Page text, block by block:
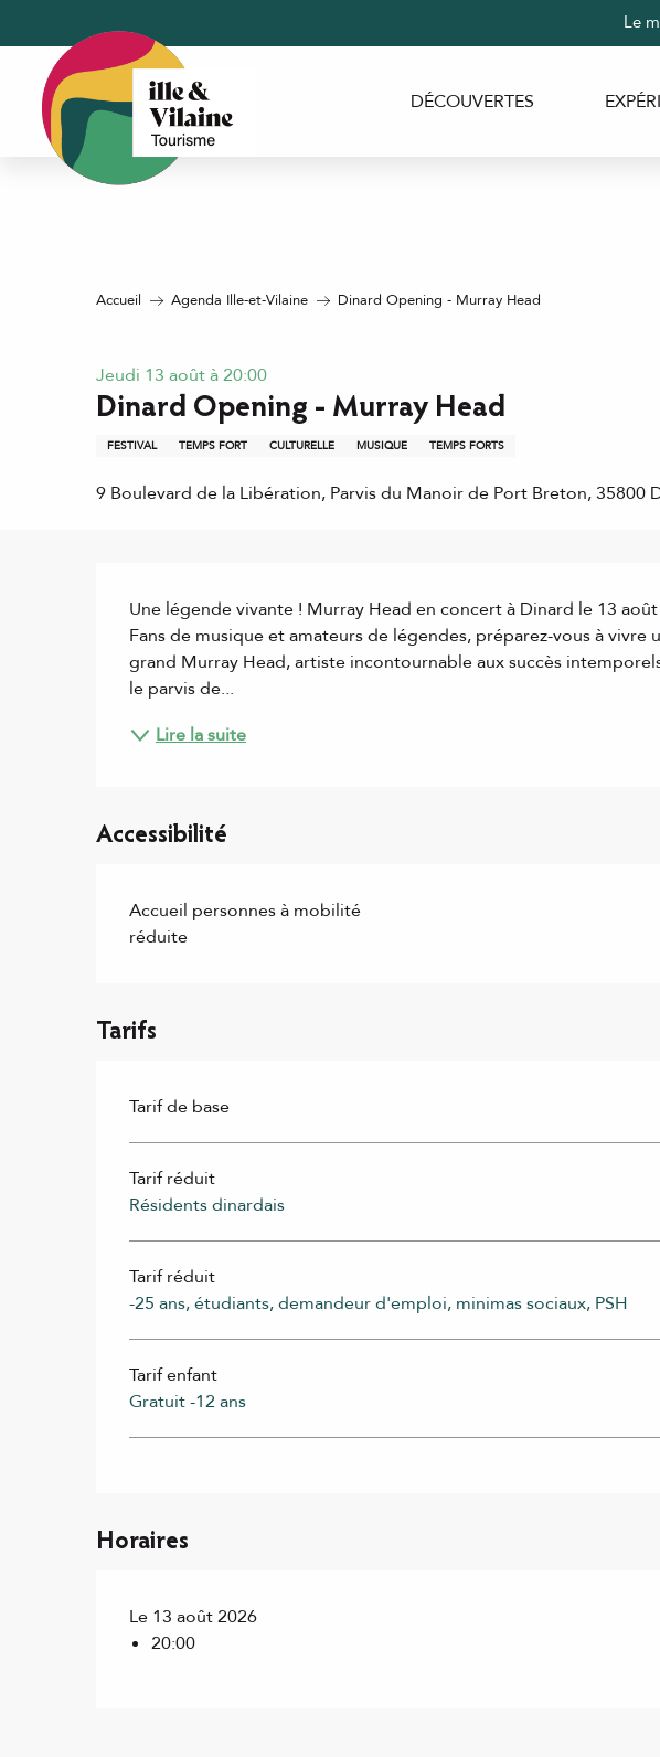
contenu
principal
Le
DÉCOUVERTES
Accueil Agenda Ille-et-Vilaine Dinard Opening - Murray Head
Jeudi 13 août à 20:00
Dinard Opening - Murray Head
FESTIVAL TEMPS FORT CULTURELLE MUSIQUE TEMPS FORTS
9 Boulevard de la Libération, Parvis du Manoir de Port Breton, 35800
Une légende vivante ! Murray Head en concert à Dinard le 13
Fans de musique et amateurs de légendes, préparez-vous à vivre
grand Murray Head, artiste incontournable aux succès
le parvis de...
Lire la suite
Accessibilité
Accueil personnes à mobilité
réduite
Tarifs
Tarif de base
Tarif réduit
Résidents dinardais
Tarif réduit
-25 ans, étudiants, demandeur d'emploi, minimas sociaux, PSH
Tarif enfant
Gratuit -12 ans
Horaires
Le 13 août 2026
20:00